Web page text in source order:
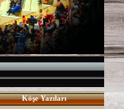
Köşe Yazıları